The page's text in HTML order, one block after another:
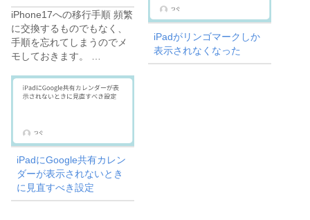
iPhone17への移行手順 頻繁
に交換するものでもなく、
手順を忘れてしまうのでメ
モしておきます。 …
iPadがリンゴマークしか
表示されなくなった
iPadにGoogle共有カレン
ダーが表示されないとき
に見直すべき設定